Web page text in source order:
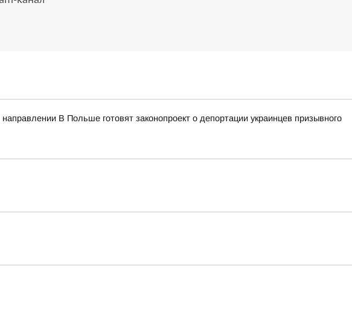
В Польше готовят законопроект о депортации украинцев призывного